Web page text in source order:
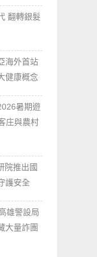
翻轉銀髮
海外首站
健康概念
暑期遊
庄與農村
院推出國
護安全
雄警設局
大量詐團